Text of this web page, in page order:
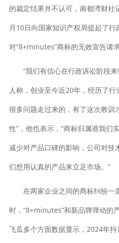
的裁定结果并不认可，南都湾财
月10日向国家知识产权局提起了行
对“8+minutes”商标的无效宣告请
“我们有信心在行政诉讼阶段来
人称，创业至今近20年，经历了
很多问题走过来的，有了这次教训
性”，他也表示，“商标归属谁我们
减少对产品口碑的影响，公司对技
们想用认真的产品来立足市场。”
在两家企业之间的商标纠纷一
时，“8+minutes”和新品牌弹动的
飞瓜多个方面数据显示，2024年